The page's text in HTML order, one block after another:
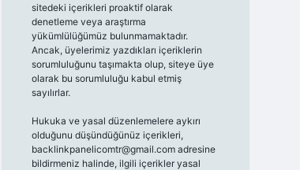
sitedeki içerikleri proaktif olarak
denetleme veya araştırma
yükümlülüğümüz bulunmamaktadır.
Ancak, üyelerimiz yazdıkları içeriklerin
sorumluluğunu taşımakta olup, siteye üye
olarak bu sorumluluğu kabul etmiş
sayılırlar.
Hukuka ve yasal düzenlemelere aykırı
olduğunu düşündüğünüz içerikleri,
backlinkpanelicomtr@gmail.comadresine
bildirmeniz halinde, ilgili içerikler yasal